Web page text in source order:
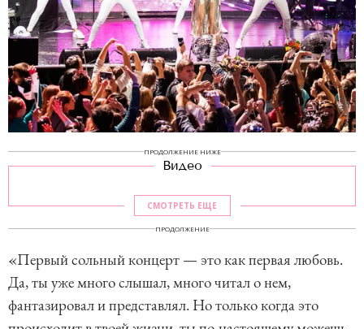
ПРОДОЛЖЕНИЕ НИЖЕ
Видео
СМОТРЕТЬ ЕЩЕ
ПРОДОЛЖЕНИЕ
«Первый сольный концерт — это как первая любовь.
Да, ты уже много слышал, много читал о нем,
фантазировал и представлял. Но только когда это